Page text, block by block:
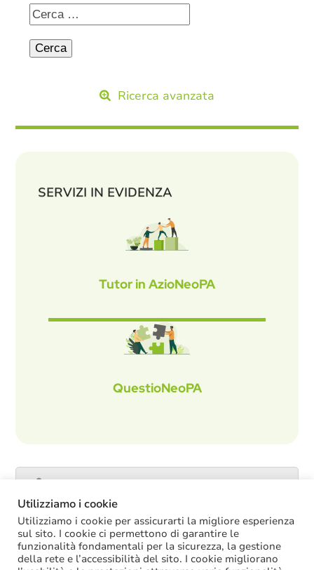
Ricerca avanzata
SERVIZI IN EVIDENZA
Tutor in AzioNeoPA
QuestioNeoPA
ULTIME NOTIZIE
Utilizziamo i cookie
Utilizziamo i cookie per assicurarti la migliore esperienza
sul sito. I cookie ci permettono di garantire le
funzionalità fondamentali per la sicurezza, la gestione
della rete e l’accessibilità del sito. I cookie migliorano